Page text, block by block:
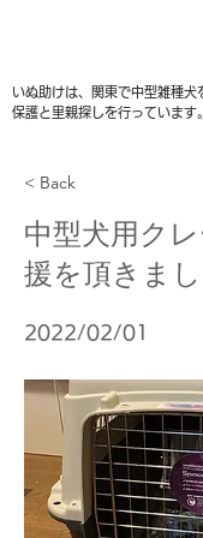
いぬ助けは、関東で中型雑種犬
保護と里親探しを行っています。
< Back
中型犬用ク
援を頂きまし
2022/02/01